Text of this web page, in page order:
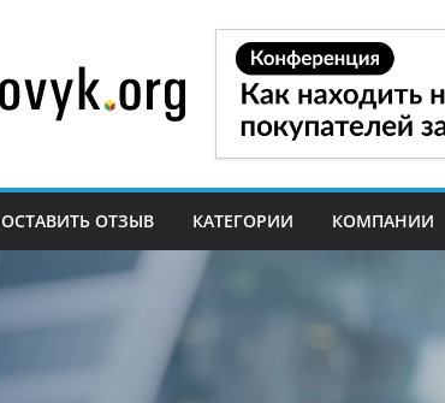
ОСТАВИТЬ ОТЗЫВ КАТЕГОРИИ КОМПАНИИ